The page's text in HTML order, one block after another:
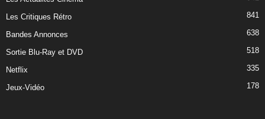
Les Critiques Rétro 841
Bandes Annonces 638
Sortie Blu-Ray et DVD 518
Netflix 335
Jeux-Vidéo 178